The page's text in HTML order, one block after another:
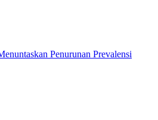
Penurunan Prevalensi